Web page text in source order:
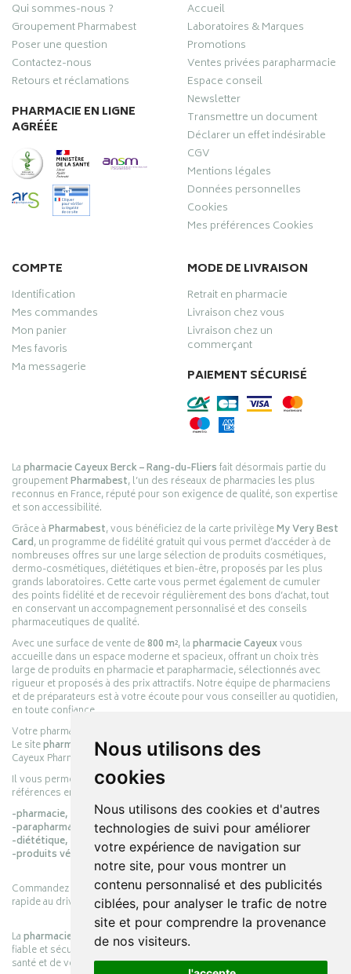
Nous utilisons des
cookies
Nous utilisons des cookies et d'autres
technologies de suivi pour améliorer
votre expérience de navigation sur
notre site, pour vous montrer un
contenu personnalisé et des publicités
ciblées, pour analyser le trafic de notre
site et pour comprendre la provenance
de nos visiteurs.
Qui sommes-nous ?
Groupement Pharmabest
Poser une question
Contactez-nous
Retours et réclamations
PHARMACIE EN LIGNE
AGRÉÉE
Accueil
Laboratoires & Marques
Promotions
Ventes privées parapharmacie
Espace conseil
Newsletter
Transmettre un document
Déclarer un effet indésirable
CGV
Mentions légales
Données personnelles
Cookies
Mes préférences Cookies
COMPTE
Identification
Mes commandes
Mon panier
Mes favoris
Ma messagerie
MODE DE LIVRAISON
Retrait en pharmacie
Livraison chez vous
Livraison chez un
commerçant
PAIEMENT SÉCURISÉ
Lapharmacie Cayeux Berck – Rang-du-Fliersfait désormais partie du
groupementPharmabest, l’un des réseaux de pharmacies les plus
reconnus en France, réputé pour son exigence de qualité, son expertise
et son accessibilité.
Grâce àPharmabest, vous bénéficiez de la carte privilègeMy Very Best
Card, un programme de fidélité gratuit qui vous permet d’accéder à de
nombreuses offres sur une large sélection de produits cosmétiques,
dermo-cosmétiques, diététiques et bien-être, proposés par les plus
grands laboratoires. Cette carte vous permet également de cumuler
des points fidélité et de recevoir régulièrement des bons d’achat, tout
en conservant un accompagnement personnalisé et des conseils
pharmaceutiques de qualité.
Avec une surface de vente de800 m², lapharmacie Cayeuxvous
accueille dans un espace moderne et spacieux, offrant un choix très
large de produits en pharmacie et parapharmacie, sélectionnés avec
rigueur et proposés à des prix attractifs. Notre équipe de pharmaciens
et de préparateurs est à votre écoute pour vous conseiller au quotidien,
en toute confiance.
Votre pharmacie en ligne :
Le sitepharmacie-cayeux.frest le prolongement digital de la pharmacie
Cayeux Pharmabest Berck-sur-Mer – Rang-du-Fliers.
Il vous permet de réaliser vos achats en ligne parmi des milliers de
références en :
-pharmacie,
-parapharmacie,
-diététique,
-produits vétérinaires.
Commandez simplement vos produits en ligne et choisissez le retrait
rapide au drive ou la livraison à domicile, en toute simplicité.
Lapharmacie Cayeuxs’engage à vous offrir une expérience pratique,
fiable et sécurisée, en officine comme en ligne, au service de votre
santé et de votre bien-être.